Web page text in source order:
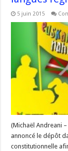
5 juin 2015
(Michaël Andreani
annoncé le dépôt
constitutionnelle